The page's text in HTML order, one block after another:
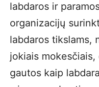
labdaros ir
organizacijų
labdaros tikslams,
jokiais
gautos kaip